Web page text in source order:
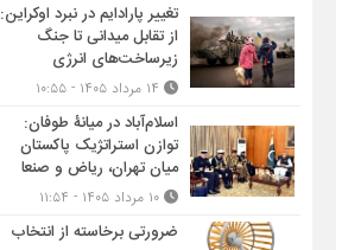
تغییر پارادایم در نبرد اوکراین:
از تقابل میدانی تا جنگ
زیرساخت‌های انرژی
اسلام‌آباد در میانۀ طوفان:
توازن استراتژیک پاکستان
میان تهران، ریاض و صنعا
ضرورتی برخاسته از انتخاب